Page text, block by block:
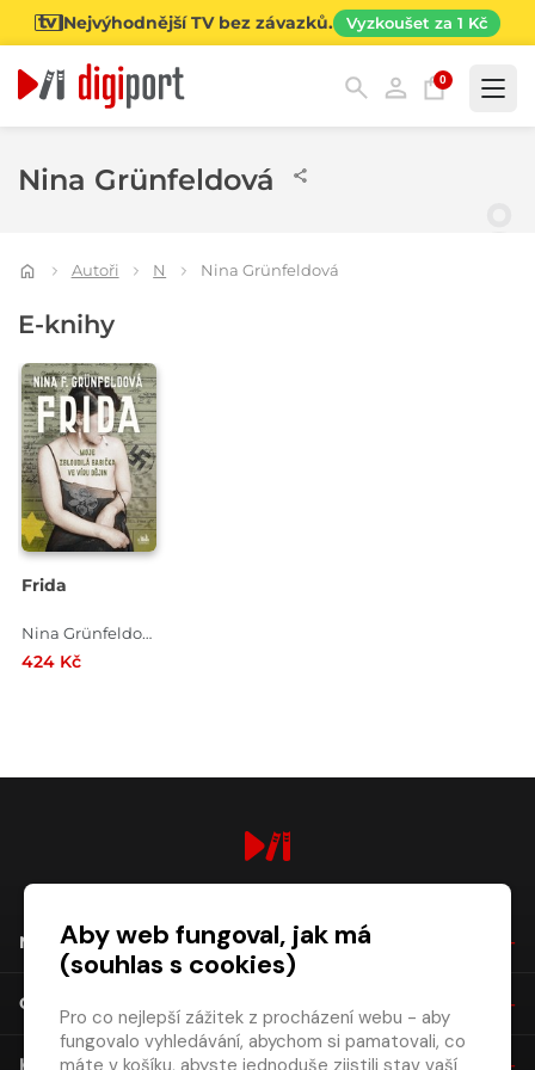
Nejvýhodnější TV bez závazků. Vyzkoušet za 1 Kč
0
Nina Grünfeldová
Autoři N Nina Grünfeldová
E-knihy
Frida
Nina Grünfeldová
424 Kč
NÁKUP
O SPOLEČNOSTI
KONTAKT
Aby web fungoval, jak má
(souhlas s cookies)
Pro co nejlepší zážitek z procházení webu - aby
fungovalo vyhledávání, abychom si pamatovali, co
máte v košíku, abyste jednoduše zjistili stav vaší